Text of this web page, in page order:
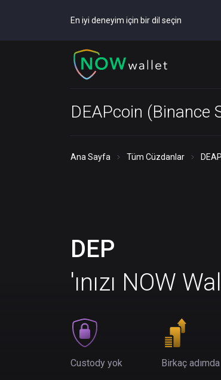
En iyi deneyim için bir dil seçin
DEAPcoin (Binance
Ana Sayfa Tüm Cüzdanlar
DEP
'ınızı NOW
Custody yok Birkaç adımda